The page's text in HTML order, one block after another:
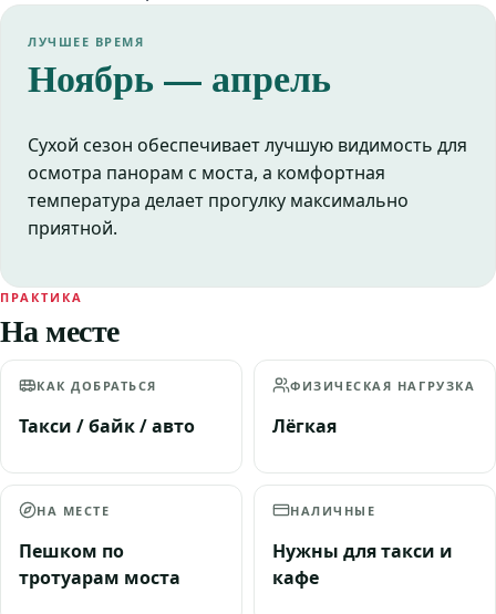
ЛУЧШЕЕ ВРЕМЯ
Ноябрь — апрель
Сухой сезон обеспечивает лучшую видимость для
осмотра панорам с моста, а комфортная
температура делает прогулку максимально
приятной.
ПРАКТИКА
На месте
КАК ДОБРАТЬСЯ
Такси / байк / авто
ФИЗИЧЕСКАЯ НАГРУЗКА
Лёгкая
НА МЕСТЕ
Пешком по
тротуарам моста
НАЛИЧНЫЕ
Нужны для такси и
кафе